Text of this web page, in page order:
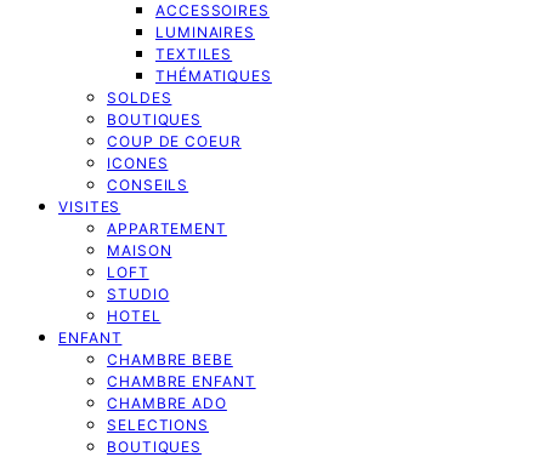
ACCESSOIRES
LUMINAIRES
TEXTILES
THÉMATIQUES
SOLDES
BOUTIQUES
COUP DE COEUR
ICONES
CONSEILS
VISITES
APPARTEMENT
MAISON
LOFT
STUDIO
HOTEL
ENFANT
CHAMBRE BEBE
CHAMBRE ENFANT
CHAMBRE ADO
SELECTIONS
BOUTIQUES